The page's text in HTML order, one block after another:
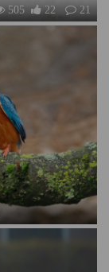
505 22 21